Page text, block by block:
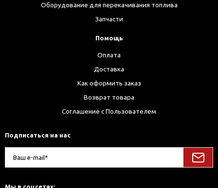
Оборудование для перекачивания топлива
Запчасти
Помощь
Оплата
Доставка
Как оформить заказ
Возврат товара
Соглашение с Пользователем
Подписаться на нас
Мы в соцсетях: